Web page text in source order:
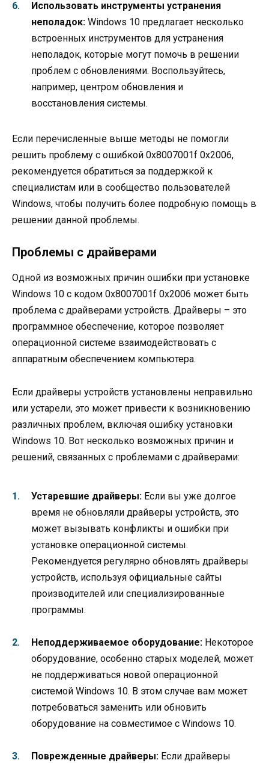
Использовать инструменты устранения
неполадок: Windows 10 предлагает несколько
встроенных инструментов для устранения
неполадок, которые могут помочь в решении
проблем с обновлениями. Воспользуйтесь,
например, центром обновления и
восстановления системы.
Если перечисленные выше методы не помогли
решить проблему с ошибкой 0x8007001f 0x2006,
рекомендуется обратиться за поддержкой к
специалистам или в сообщество пользователей
Windows, чтобы получить более подробную помощь в
решении данной проблемы.
Проблемы с драйверами
Одной из возможных причин ошибки при установке
Windows 10 с кодом 0x8007001f 0x2006 может быть
проблема с драйверами устройств. Драйверы – это
программное обеспечение, которое позволяет
операционной системе взаимодействовать с
аппаратным обеспечением компьютера.
Если драйверы устройств установлены неправильно
или устарели, это может привести к возникновению
различных проблем, включая ошибку установки
Windows 10. Вот несколько возможных причин и
решений, связанных с проблемами с драйверами:
Устаревшие драйверы: Если вы уже долгое
время не обновляли драйверы устройств, это
может вызывать конфликты и ошибки при
установке операционной системы.
Рекомендуется регулярно обновлять драйверы
устройств, используя официальные сайты
производителей или специализированные
программы.
Неподдерживаемое оборудование: Некоторое
оборудование, особенно старых моделей, может
не поддерживаться новой операционной
системой Windows 10. В этом случае вам может
потребоваться заменить или обновить
оборудование на совместимое с Windows 10.
Поврежденные драйверы: Если драйверы